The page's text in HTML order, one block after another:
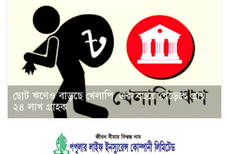
ছোট ঋণেও বাড়ছে খেলাপি, এক বছরে বেড়েছে প্রায়
২৪ লাখ গ্রাহক